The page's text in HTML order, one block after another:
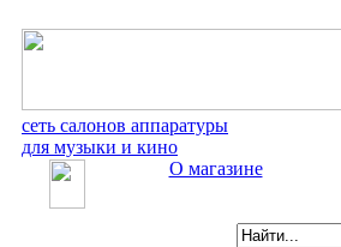
сеть салонов аппаратуры
для музыки и кино
О магазине